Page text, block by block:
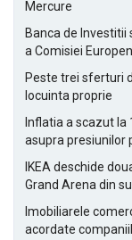
Mercure
Banca de
a Comisiei
Peste trei sferturi
locuinta proprie
Inflatia a scazut la
asupra presiunilor
IKEA deschide
Grand Arena din
Imobiliarele
acordate